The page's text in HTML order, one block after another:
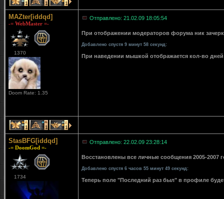
1 1 1
MAZter[iddqd]
-= WebMaster =-
1370
Doom Rate: 1.35
Отправлено: 21.02.09 18:05:54
При отображении модераторов форума ник
Добавлено спустя 9 минут 58 секунд:
При наведении мышкой отображается кол-во
1 1 1
StasBFG[iddqd]
-= DoomGod =-
1734
Отправлено: 22.02.09 23:28:14
Восстановлены все личные сообщения 2005-2007
Добавлено спустя 6 часов 55 минут 49 секунд:
Теперь поле "Последний раз был" в профиле